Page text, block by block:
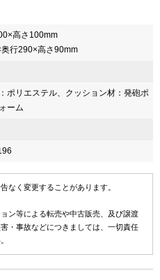
高さ100mm
行290×高さ90mm
ポリエステル、クッション材：発砲ポ
ーム
なく変更することがあります。
ン等による転売や中古販売、及び譲渡
・事故などにつきましては、一切責任